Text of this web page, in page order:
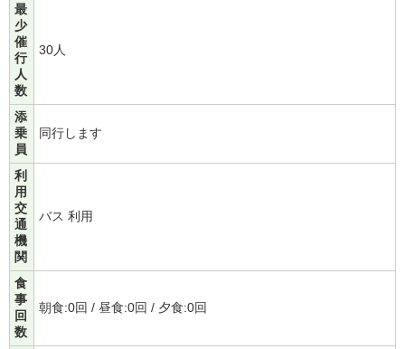
最
少
催
行
人
数
30人
添
乗
員
同行します
利
用
交
通
機
関
バス 利用
食
事
回
数
朝食:0回 / 昼食:0回 / 夕食:0回